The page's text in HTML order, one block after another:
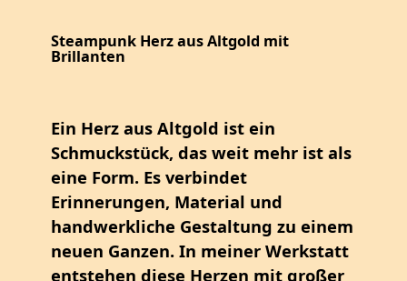
Steampunk Herz aus Altgold mit
Brillanten
Ein Herz aus Altgold ist ein
Schmuckstück, das weit mehr ist als
eine Form. Es verbindet
Erinnerungen, Material und
handwerkliche Gestaltung zu einem
neuen Ganzen. In meiner Werkstatt
entstehen diese Herzen mit großer